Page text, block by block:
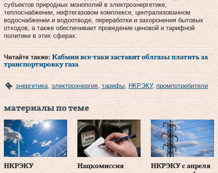
субъектов природных монополий в электроэнергетике,
теплоснабжении, нефтегазовом комплексе, централизованном
водоснабжении и водоотводе, переработки и захоронения бытовых
отходов, а также обеспечивает проведение ценовой и тарифной
политики в этих сферах.
Читайте также: Кабмин все-таки заставит облгазы платить за
транспортировку газа
энергетика электроэнергия тарифы , НКРЭКУ, промпотребители
материалы по теме
НКРЭКУ
Нацкомиссия
НКРЭКУ с апреля